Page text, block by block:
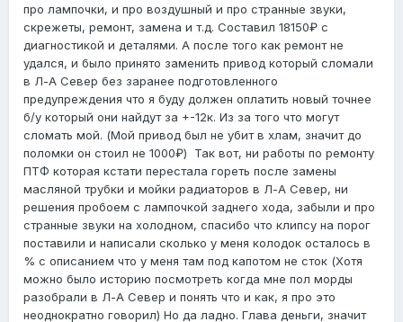
про лампочки, и про воздушный и про странные звуки,
скрежеты, ремонт, замена и т.д. Составил 18150₽ с
диагностикой и деталями. А после того как ремонт не
удался, и было принято заменить привод который сломали
в Л-А Север без заранее подготовленного
предупреждения что я буду должен оплатить новый точнее
б/у который они найдут за +-12к. Из за того что могут
сломать мой. (Мой привод был не убит в хлам, значит до
поломки он стоил не 1000₽) Так вот, ни работы по ремонту
ПТФ которая кстати перестала гореть после замены
масляной трубки и мойки радиаторов в Л-А Север, ни
решения пробоем с лампочкой заднего хода, забыли и про
странные звуки на холодном, спасибо что клипсу на порог
поставили и написали сколько у меня колодок осталось в
% с описанием что у меня там под капотом не сток (Хотя
можно было историю посмотреть когда мне пол морды
разобрали в Л-А Север и понять что и как, я про это
неоднократно говорил) Но да ладно. Глава деньги, значит